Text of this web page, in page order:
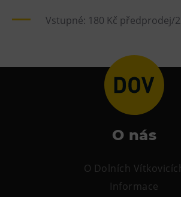
Tematické dárkové poukazy
Vstupné: 180 Kč předprodej/
O nás
O Dolních
Informace